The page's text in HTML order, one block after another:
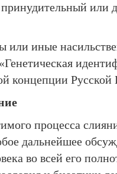
или
иные
концепции
процесса
дальнейшее
во всей его